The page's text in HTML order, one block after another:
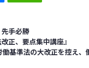
手必勝
正、要点集中講座』
基準法の大改正を控え、